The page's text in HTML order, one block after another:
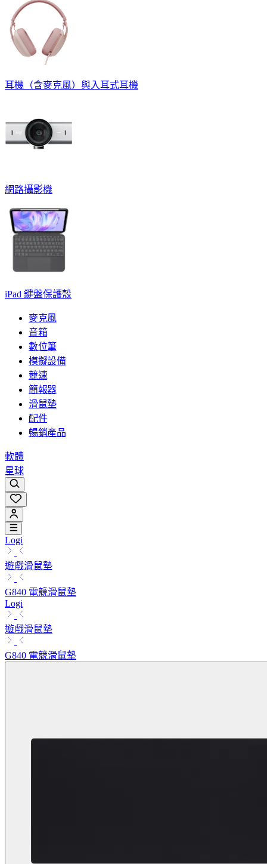
耳機（含麥克風）與入耳式耳機
網路攝影機
iPad 鍵盤保護殼
麥克風
音箱
數位筆
模擬設備
競速
簡報器
滑鼠墊
配件
暢銷產品
軟體
星球
Logi
遊戲滑鼠墊
G840 電競滑鼠墊
Logi
遊戲滑鼠墊
G840 電競滑鼠墊